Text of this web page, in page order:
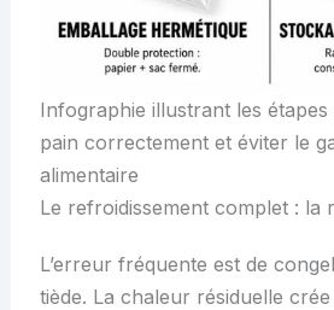
Infographie illustrant les
pain correctement et éviter le
alimentaire
Le refroidissement complet : la
L’erreur fréquente est de
tiède. La chaleur résiduelle crée